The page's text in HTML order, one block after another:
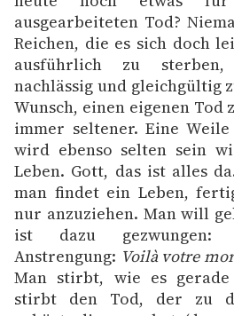
ausgearbeiteten Tod?
Reichen, die es sich doch
ausführlich zu
nachlässig und gleichgültig
Wunsch, einen eigenen Tod
immer seltener. Eine
wird ebenso selten sein
Leben. Gott, das ist alles
man findet ein Leben,
nur anzuziehen. Man will
ist dazu gezwungen:
Anstrengung: Voilà votre
Man stirbt, wie es
stirbt den Tod, der zu